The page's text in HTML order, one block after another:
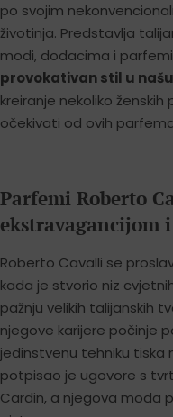
po svojim
životinja. Predstavlja
modi, dodacima i
provokativan stil u
kreiranje nekoliko
očekivati od ovih
Parfemi Roberto
ekstravagancijom
Roberto Cavalli se
kada je stvorio niz
pažnju velikih talijanskih
njegove karijere počinje
jedinstvenu tehniku tiska
potpisao je ugovore s
Cardin, a njegova moda